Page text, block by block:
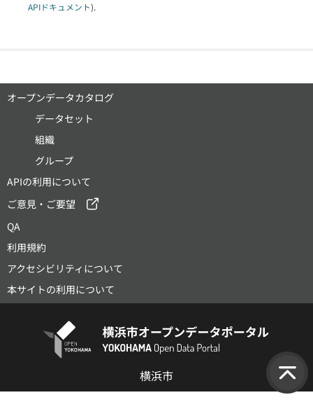
APIドキュメント).
オープンデータカタログ
データセット
組織
グループ
APIの利用について
ご意見・ご要望
QA
利用規約
アクセシビリティについて
本サイトの利用について
横浜市